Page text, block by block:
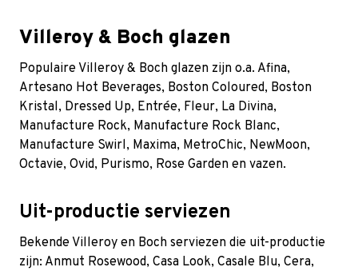
Villeroy & Boch glazen
Populaire Villeroy & Boch glazen zijn o.a. Afina,
Artesano Hot Beverages, Boston Coloured, Boston
Kristal, Dressed Up, Entrée, Fleur, La Divina,
Manufacture Rock, Manufacture Rock Blanc,
Manufacture Swirl, Maxima, MetroChic, NewMoon,
Octavie, Ovid, Purismo, Rose Garden en vazen.
Uit-productie serviezen
Bekende Villeroy en Boch serviezen die uit-productie
zijn: Anmut Rosewood, Casa Look, Casale Blu, Cera,